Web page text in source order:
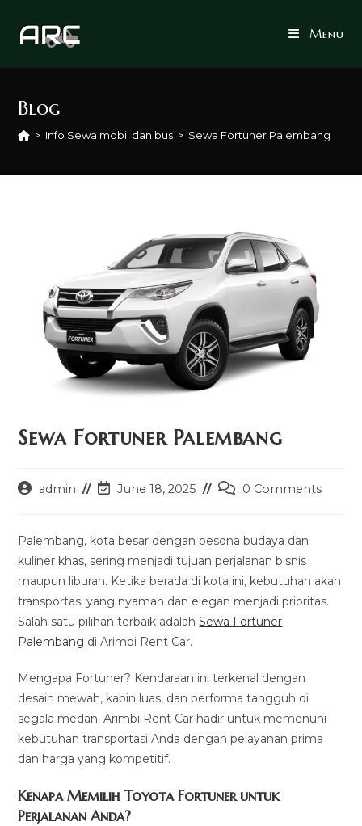
Menu
Blog
> Info Sewa mobil dan bus > Sewa Fortuner Palembang
Sewa Fortuner Palembang
Postadmin
PostJune 18, 2025
Post0 Comments
Palembang, kota besar dengan pesona budaya dan
kuliner khas, sering menjadi tujuan perjalanan bisnis
maupun liburan. Ketika berada di kota ini, kebutuhan akan
transportasi yang nyaman dan elegan menjadi prioritas.
Salah satu pilihan terbaik adalahSewa Fortuner
Palembang di Arimbi Rent Car.
Mengapa Fortuner? Kendaraan ini terkenal dengan
desain mewah, kabin luas, dan performa tangguh di
segala medan. Arimbi Rent Car hadir untuk memenuhi
kebutuhan transportasi Anda dengan pelayanan prima
dan harga yang kompetitif.
Kenapa Memilih Toyota Fortuner untuk
Perjalanan Anda?